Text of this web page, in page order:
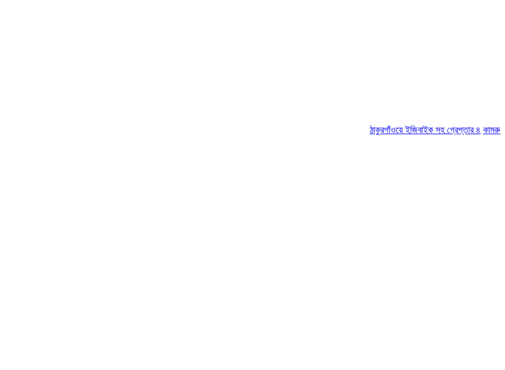
ঠাকুরগাঁওয়ে ইজিবাইক সহ গ্রেপ্তার ৪ কামরুল-জসিম